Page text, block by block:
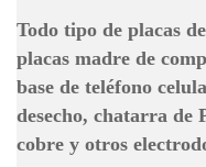
Todo tipo de placas
placas madre de
base de teléfono
desecho, chatarra de
cobre y otros